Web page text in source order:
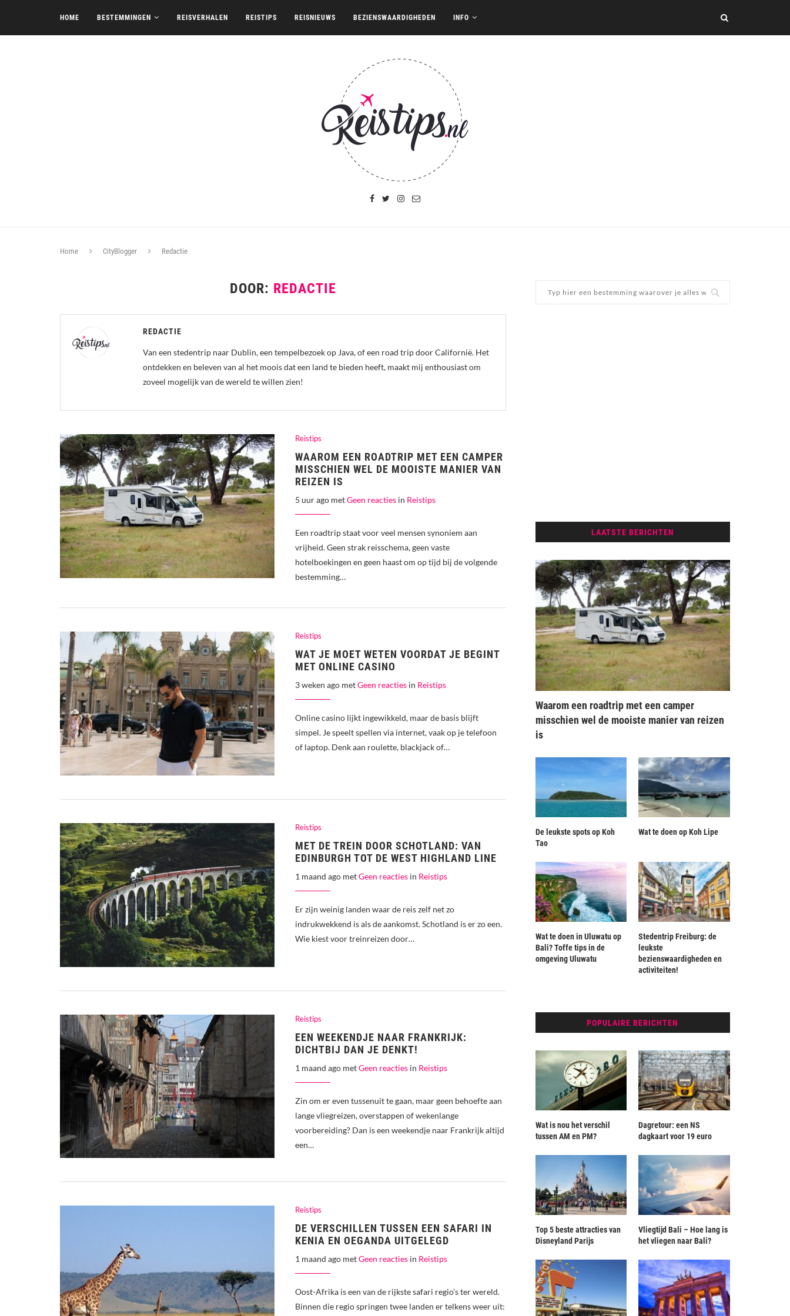
HOME BESTEMMINGEN REISVERHALEN REISTIPS REISNIEUWS BEZIENSWAARDIGHEDEN INFO
Home CityBlogger Redactie
DOOR: REDACTIE
REDACTIE
Van een stedentrip naar Dublin, een tempelbezoek op Java, of een road trip door Californië. Het
ontdekken en beleven van al het moois dat een land te bieden heeft, maakt mij enthousiast om
zoveel mogelijk van de wereld te willen zien!
Reistips
WAAROM EEN ROADTRIP MET EEN CAMPER
MISSCHIEN WEL DE MOOISTE MANIER VAN
REIZEN IS
5 uur ago metGeen reacties in Reistips
Een roadtrip staat voor veel mensen synoniem aan
vrijheid. Geen strak reisschema, geen vaste
hotelboekingen en geen haast om op tijd bij de volgende
bestemming…
Reistips
WAT JE MOET WETEN VOORDAT JE BEGINT
MET ONLINE CASINO
3 weken ago metGeen reacties in Reistips
Online casino lijkt ingewikkeld, maar de basis blijft
simpel. Je speelt spellen via internet, vaak op je telefoon
of laptop. Denk aan roulette, blackjack of…
Reistips
MET DE TREIN DOOR SCHOTLAND: VAN
EDINBURGH TOT DE WEST HIGHLAND LINE
1 maand ago metGeen reacties in Reistips
Er zijn weinig landen waar de reis zelf net zo
indrukwekkend is als de aankomst. Schotland is er zo een.
Wie kiest voor treinreizen door…
Reistips
EEN WEEKENDJE NAAR FRANKRIJK:
DICHTBIJ DAN JE DENKT!
1 maand ago metGeen reacties in Reistips
Zin om er even tussenuit te gaan, maar geen behoefte aan
lange vliegreizen, overstappen of wekenlange
voorbereiding? Dan is een weekendje naar Frankrijk altijd
een…
Reistips
DE VERSCHILLEN TUSSEN EEN SAFARI IN
KENIA EN OEGANDA UITGELEGD
1 maand ago metGeen reacties in Reistips
Oost-Afrika is een van de rijkste safari regio’s ter wereld.
Binnen die regio springen twee landen er telkens weer uit:
LAATSTE BERICHTEN
Waarom een roadtrip met een camper
misschien wel de mooiste manier van reizen
is
De leukste spots op Koh
Tao
Wat te doen op Koh Lipe
Wat te doen in Uluwatu op
Bali? Toffe tips in de
omgeving Uluwatu
Stedentrip Freiburg: de
leukste
bezienswaardigheden en
activiteiten!
POPULAIRE BERICHTEN
Wat is nou het verschil
tussen AM en PM?
Dagretour: een NS
dagkaart voor 19 euro
Top 5 beste attracties van
Disneyland Parijs
Vliegtijd Bali – Hoe lang is
het vliegen naar Bali?